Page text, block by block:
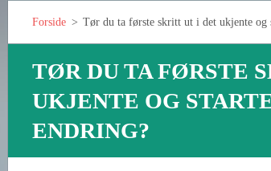
Forside > Tør du ta første skritt ut i det ukjente og
TØR DU TA FØRSTE
UKJENTE OG
ENDRING?